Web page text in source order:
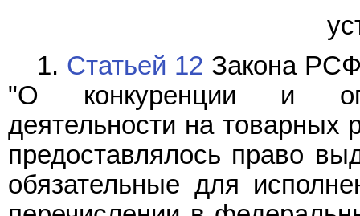
1. Статьей 12 Закона
"О конкуренции и
деятельности на товарных
предоставлялось право
обязательные для